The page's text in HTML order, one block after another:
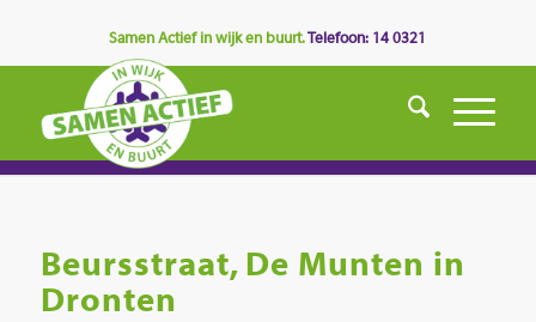
Samen Actief in wijk en buurt.Telefoon: 14 0321
Beursstraat, De Munten in
Dronten